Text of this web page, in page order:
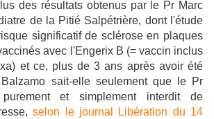
des résultats obtenus par le Pr Marc
de la Pitié Salpétrière, dont l'étude
significatif de sclérose en plaques
avec l'Engerix B (= vaccin inclus
et ce, plus de 3 ans après avoir été
sait-elle seulement que le Pr
et simplement interdit de
selon le journal Libération du 14